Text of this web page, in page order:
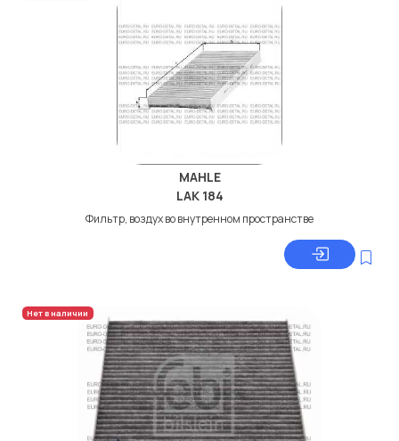
MAHLE
LAK 184
Фильтр, воздух во внутренном пространстве
Нет в наличии